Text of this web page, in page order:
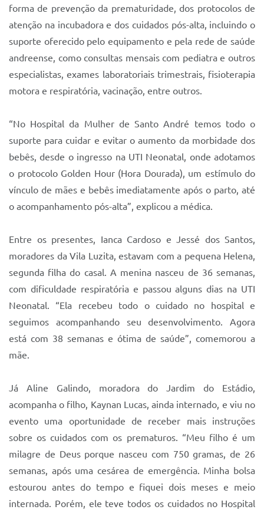
forma de prevenção da prematuridade, dos protocolos de
atenção na incubadora e dos cuidados pós-alta, incluindo o
suporte oferecido pelo equipamento e pela rede de saúde
andreense, como consultas mensais com pediatra e outros
especialistas, exames laboratoriais trimestrais, fisioterapia
motora e respiratória, vacinação, entre outros.
“No Hospital da Mulher de Santo André temos todo o
suporte para cuidar e evitar o aumento da morbidade dos
bebês, desde o ingresso na UTI Neonatal, onde adotamos
o protocolo Golden Hour (Hora Dourada), um estímulo do
vínculo de mães e bebês imediatamente após o parto, até
o acompanhamento pós-alta”, explicou a médica.
Entre os presentes, Ianca Cardoso e Jessé dos Santos,
moradores da Vila Luzita, estavam com a pequena Helena,
segunda filha do casal. A menina nasceu de 36 semanas,
com dificuldade respiratória e passou alguns dias na UTI
Neonatal. “Ela recebeu todo o cuidado no hospital e
seguimos acompanhando seu desenvolvimento. Agora
está com 38 semanas e ótima de saúde”, comemorou a
mãe.
Já Aline Galindo, moradora do Jardim do Estádio,
acompanha o filho, Kaynan Lucas, ainda internado, e viu no
evento uma oportunidade de receber mais instruções
sobre os cuidados com os prematuros. “Meu filho é um
milagre de Deus porque nasceu com 750 gramas, de 26
semanas, após uma cesárea de emergência. Minha bolsa
estourou antes do tempo e fiquei dois meses e meio
internada. Porém, ele teve todos os cuidados no Hospital